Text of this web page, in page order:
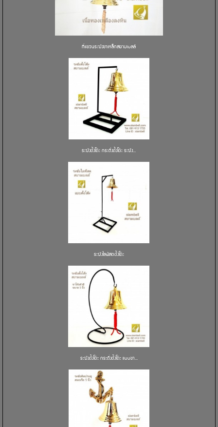
ที่แขวนระฆังขาเหล็กสยามเบลล์
ระฆังตั้งโต๊ะ กระดิ่งตั้งโต๊ะ ระฆัง...
ระฆังไลฟ์สดตั้งโต๊ะ
ระฆังตั้งโต๊ะ กระดิ่งตั้งโต๊ะ แบบขา...